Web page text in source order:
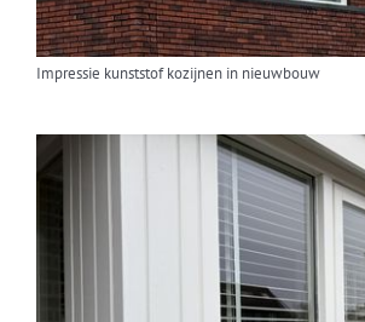
Impressie kunststof kozijnen in nieuwbouw